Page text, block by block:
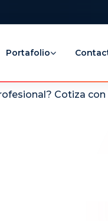
Portafolio
Cotiza